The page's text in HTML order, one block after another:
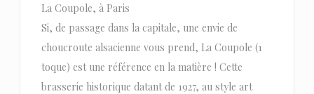
La Coupole, à Paris
Si, de passage dans la capitale, une envie de
choucroute alsacienne vous prend, La Coupole (1
toque) est une référence en la matière ! Cette
brasserie historique datant de 1927, au style art